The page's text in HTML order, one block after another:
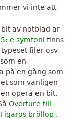
vi inte att
av notblad är
e symfoni finns
filer osv
en
på en gång som
som vanligen
opera en bit,
Overture till
Figaros bröllop .